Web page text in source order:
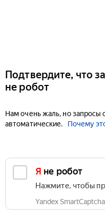
Подтвердите, что
не робот
Нам очень жаль, но запросы
автоматические.
Почему
Я не робот
Нажмите, чтобы
Yandex SmartCaptcha